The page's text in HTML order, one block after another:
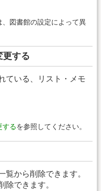
図書館の設定によって異
更する
ている、リスト・メモ
するを参照してください。
覧から削除できます。
除できます。